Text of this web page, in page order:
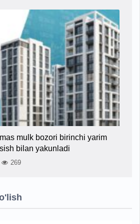
mulk bozori birinchi yarim
bilan yakunladi
269